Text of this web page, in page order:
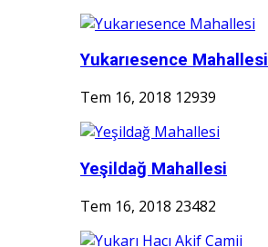
Yukarıesence Mahallesi
Tem 16, 2018 12939
Yeşildağ Mahallesi
Tem 16, 2018 23482